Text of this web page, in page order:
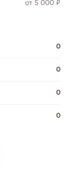
от 5 000 ₽
0
0
0
0